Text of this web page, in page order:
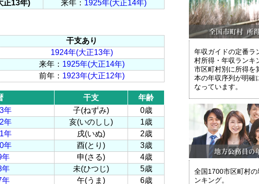
正13年) 来年： 1925年(大正14年)
干支あり
1924年(大正13年)
来年： 1925年(大正14年)
前年： 1923年(大正12年)
干支
年齢
年 子(ねずみ)
0歳
年 亥(いのしし)
1歳
年 戌(いぬ)
2歳
年 酉(とり)
3歳
年 申(さる)
4歳
年 未(ひつじ)
5歳
年 午(うま)
6歳
年収ガイドの定番ラ
村所得・年収ランキ
市区町村別に所得を
本の年収序列が明確
なっています。
全国1700市区町村
ンキング。